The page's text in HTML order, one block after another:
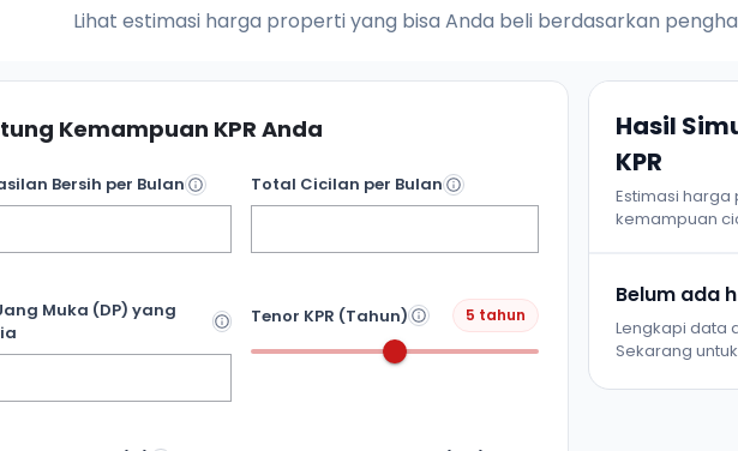
Lihat estimasi harga properti yang bisa Anda beli berdasarkan
Kemampuan KPR Anda
Bersih per Bulan Total Cicilan per Bulan
Muka (DP) yang
Tenor KPR (Tahun) 5 tahun
Hasil
KPR
Estimasi
kemampuan
Belum ada
Lengkapi data
Sekarang